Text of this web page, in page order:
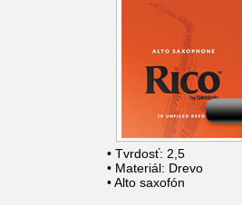
• Tvrdosť: 2,5
• Materiál: Drevo
• Alto saxofón